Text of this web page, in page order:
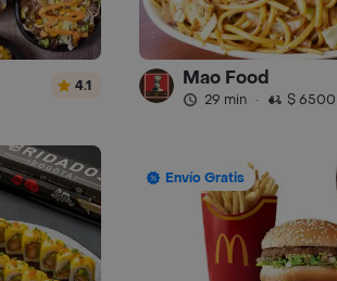
4.1 Mao Food
29 min · $ 6500
Envío Gratis